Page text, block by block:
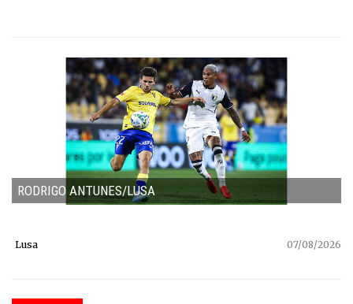
RODRIGO ANTUNES/LUSA
Lusa 07/08/2026